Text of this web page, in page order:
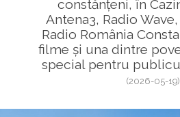
constănțeni, în
Antena3, Radio
Radio România
filme și una dintre
special pentru
(2026-05-19)